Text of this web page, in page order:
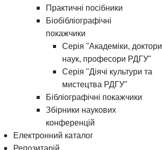
Практичні посібники
Біобібліографічні
покажчики
Серія "Академіки, доктори
наук, професори РДГУ"
Серія "Діячі культури та
мистецтва РДГУ"
Бібліографічні покажчики
Збірники наукових
конференцій
Електронний каталог
Репозитарій